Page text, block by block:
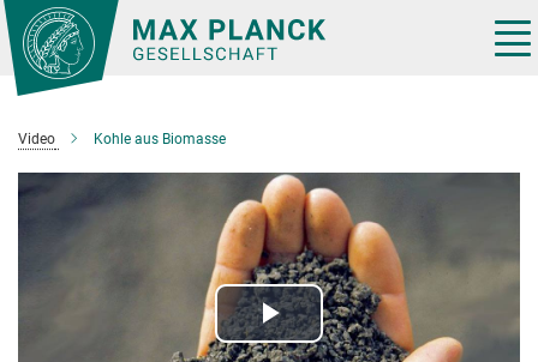
Hauptinhalt
Video Kohle aus Biomasse
Play